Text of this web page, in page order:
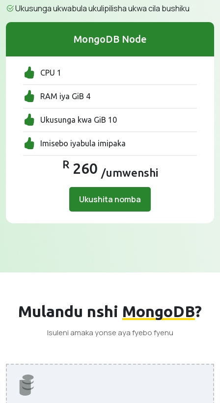
Ukusunga ukwabula ukulipilisha ukwa cila bushiku
MongoDB Node
CPU 1
RAM iya GiB 4
Ukusunga kwa GiB 10
Imisebo iyabula imipaka
R260 /umwenshi
Ukushita nomba
Mulandu nshi MongoDB?
Isuleni amaka yonse aya fyebo fyenu